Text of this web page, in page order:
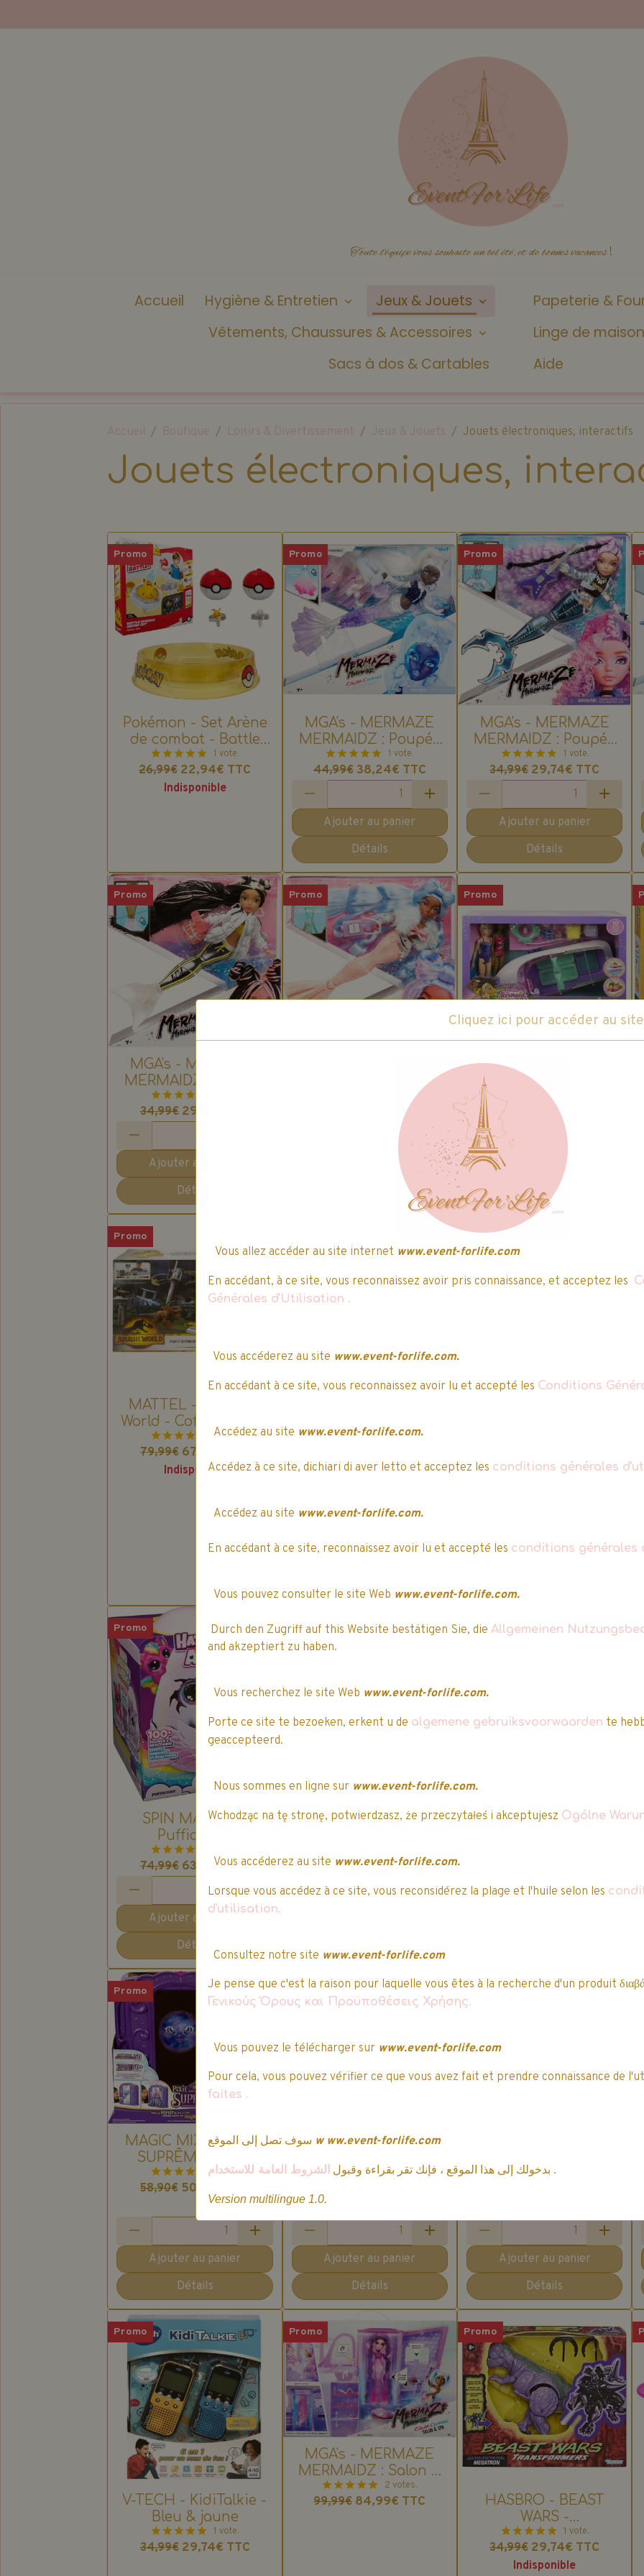
Toute l'équipe vous souhaite un bel été, et de bonnes vacances !
Accueil Hygiène & Entretien
Jeux & Jouets
Vêtements, Chaussures & Accessoires
Sacs à dos & Cartables
Papeterie &
Linge de maison
Aide
Accueil Boutique Loisirs & Divertissement Jeux & Jouets Jouets électroniques, interactifs
Jouets électroniques,
Promo
Pokémon - Set Arène
de combat - Battle
Spinner Arena Set
1 vote.
26,99€ 22,94€ TTC
Indisponible
Promo
MGA's - MERMAZE
MERMAIDZ : Poupée
Sirène Crystabella :
Thème Hiver
1 vote.
44,99€ 38,24€ TTC
Ajouter au panier
Détails
Promo
MGA's - MERMAZE
MERMAIDZ : Poupée
Sirène Riviera
1 vote.
34,99€ 29,74€ TTC
Ajouter au panier
Détails
Promo
MGA's - MERMAZE
MERMAIDZ : Poupée
Sirène Jordie
34,99€ 29,74€
Ajouter au panier
Détails
Promo
MERMAIDZ : Poupée
Sirène Shellnelle
TTC
Ajouter au panier
Promo
MATTEL - Barbie -
Mermaid Power -
Bateau & ses 10
accessoires
39,99€ 33,99€
Ajouter au panier
Détails
Promo
MATTEL - Jurassic
World - Coffret chaos
à l'avant-poste
1 vote.
79,99€ 67,99€
Indisponible
Chaton2 votes.
Ajouter au panier
Promo
MAGIC MIXIES
MIXLINGS - Château
Ajouter au panier
Promo
SPIN MASTER -
Pufficorn -
Hatchimals Alive !
74,99€ 63,74€TTC
Ajouter au panier
Détails
Promo
GROOT - Danse &
Promo
Pets - Mon Sac Zebre
Promo
MAGIC MIXIES PIXIE
SUPRÊME - Mon
Miroir Magique
1 vote.
58,90€ 50,07€
Ajouter au panier
Détails
Promo
Magicals - Mon
animal interactif
32,99€
Ajouter au panier
Détails
Promo
29,99€ 25,49€
Ajouter au panier
Détails
Promo
V-TECH - KidiTalkie -
Bleu & jaune
1 vote.
34,99€ 29,74€ TTC
Promo
MGA's - MERMAZE
MERMAIDZ : Salon &
Spa
2 votes.
99,99€ 84,99€ TTC
Promo
HASBRO - BEAST
WARS -
TRANSFORMERS :
MEGATRON
1 vote.
34,99€ 29,74€ TTC
Indisponible
Vous allez accéder au site internet www.event-forlife.com
En accédant, à ce site, vous reconnaissez avoir pris connaissance, et acceptez les
Générales d'Utilisation .
Vous accéderez au site www.event-forlife.com.
En accédant à ce site, vous reconnaissez avoir lu et accepté les Conditions
Accédez au site www.event-forlife.com.
Accédez à ce site, dichiari di aver letto et acceptez les conditions générales
Accédez au site www.event-forlife.com.
En accédant à ce site, reconnaissez avoir lu et accepté les conditions générales
Vous pouvez consulter le site Web www.event-forlife.com.
Durch den Zugriff auf this Website bestätigen Sie, die Allgemeinen
and akzeptiert zu haben.
Vous recherchez le site Web www.event-forlife.com.
Porte ce site te bezoeken, erkent u de algemene gebruiksvoorwaarden te
geaccepteerd.
Nous sommes en ligne sur www.event-forlife.com.
Wchodząc na tę stronę, potwierdzasz, że przeczytałeś i akceptujesz Ogólne
Vous accéderez au site www.event-forlife.com.
Lorsque vous accédez à ce site, vous reconsidérez la plage et l'huile selon les
d'utilisation.
Consultez notre site www.event-forlife.com
Je pense que c'est la raison pour laquelle vous êtes à la recherche d'un produit
Γενικούς Όρους και Προϋποθέσεις Χρήσης.
Vous pouvez le télécharger sur www.event-forlife.com
Pour cela, vous pouvez vérifier ce que vous avez fait et prendre connaissance de
faites .
w ww.event-forlife.com
بدخولك إلى هذا الموقع ، فإنك تقر بقراءة وقبول الشروط العامة للاستخدام .
Version multilingue 1.0.